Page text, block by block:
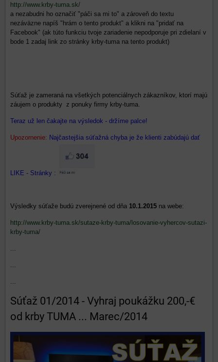
http://www.krby-tuma.sk/
a nezabudni ho označiť "páči sa mi to" a zároveň do textu
nezáväzne napíš "hrám o tento produkt" a klikni na "pridať na
Facebook" (ak túto funkciu tvoje zariadenie nepodporuje pri zdielaní v
bode 1 zadaj link zo stránky krby-tuma na tento produkt)
Súťaž je zameraná na všetkých potenciálnych zákazníkov, ktorí majú
záujem o produkty z ponuky firmy krby-tuma.
Teraz už len čakajte na výsledok - držíme palce!
Upozornenie: Najčastejšia súťažná chyba je že klienti zabúdajú dať
LIKE - Stránky :
Výsledky súťaže budú zverejnené od dňa 10.1.2015 na webe:
http://www.krby-tuma.sk/sutaze-krby-tuma/losovanie-vyhercov-sutazi-
krby-tuma/
Súťaž 01/2014 - Vyhraj poukážku 200,-€
od krby TUMA ... Marec/2014